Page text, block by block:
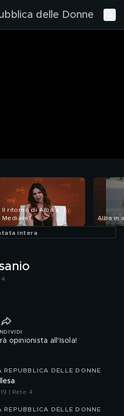
delle Donne
Il ritorno di Alba a
Mediaset
Alba in
intera
4
opinionista all'Isola!
REPUBBLICA DELLE DONNE
| Rete 4
REPUBBLICA DELLE DONNE